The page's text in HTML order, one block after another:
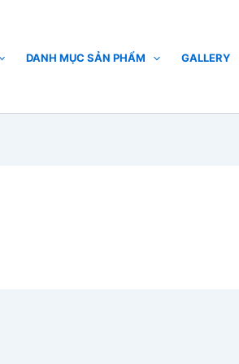
DANH MỤC SẢN PHẨM GALLERY